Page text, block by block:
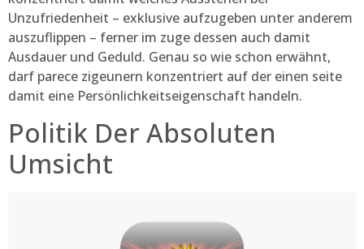
Unzufriedenheit – exklusive aufzugeben unter anderem
auszuflippen – ferner im zuge dessen auch damit
Ausdauer und Geduld. Genau so wie schon erwähnt,
darf parece zigeunern konzentriert auf der einen seite
damit eine Persönlichkeitseigenschaft handeln.
Politik Der Absoluten
Umsicht